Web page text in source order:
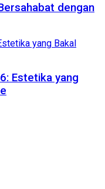
dengan
Estetika yang